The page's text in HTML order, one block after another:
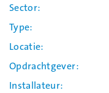
Sector
Type
Locatie
Opdrachtgever
Installateur